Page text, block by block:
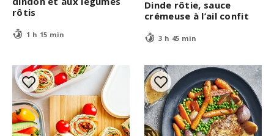
rôtis
1 h 15 min
Dinde rôtie, sauce
crémeuse à l’ail confit
3 h 45 min